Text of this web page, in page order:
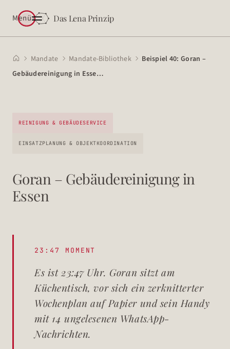
Das Lena Prinzip
Menü
  Mandate  Mandate-Bibliothek 
Beispiel 40: Goran –
Gebäudereinigung in Esse…
REINIGUNG & GEBÄUDESERVICE
EINSATZPLANUNG & OBJEKTKOORDINATION
Goran – Gebäudereinigung in
Essen
23:47 MOMENT
Es ist 23:47 Uhr. Goran sitzt am
Küchentisch, vor sich ein zerknitterter
Wochenplan auf Papier und sein Handy
mit 14 ungelesenen WhatsApp-
Nachrichten.